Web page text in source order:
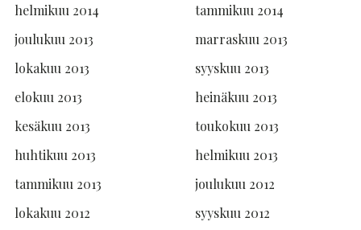
helmikuu 2014
tammikuu 2014
joulukuu 2013
marraskuu 2013
lokakuu 2013
syyskuu 2013
elokuu 2013
heinäkuu 2013
kesäkuu 2013
toukokuu 2013
huhtikuu 2013
helmikuu 2013
tammikuu 2013
joulukuu 2012
lokakuu 2012
syyskuu 2012